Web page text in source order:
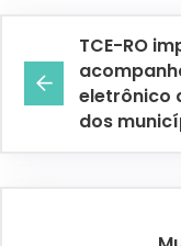
TCE-RO
eletrônico
dos